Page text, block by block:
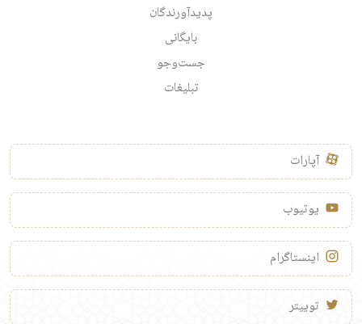
پدیدآورندگان
بایگانی
جست‌وجو
تبلیغات
آپارات
یوتیوب
اینستاگرام
توییتر